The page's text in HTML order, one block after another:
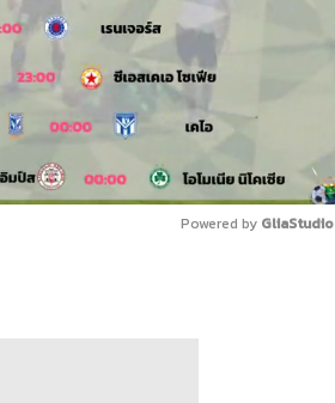
Powered by